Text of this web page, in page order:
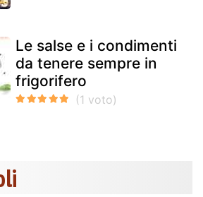
Le salse e i condimenti
da tenere sempre in
frigorifero